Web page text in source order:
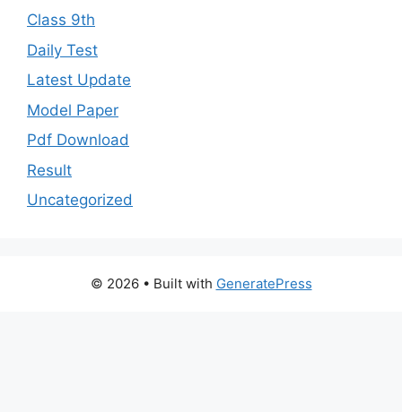
Class 9th
Daily Test
Latest Update
Model Paper
Pdf Download
Result
Uncategorized
© 2026 • Built with GeneratePress